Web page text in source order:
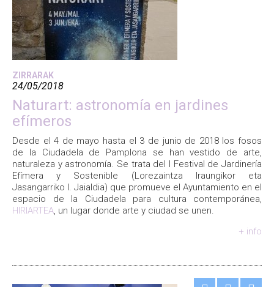
ZIRRARAK
24/05/2018
Naturart: astronomía en jardines
efímeros
Desde el 4 de mayo hasta el 3 de junio de 2018 los fosos
de la Ciudadela de Pamplona se han vestido de arte,
naturaleza y astronomía. Se trata del I Festival de Jardinería
Efímera y Sostenible (Lorezaintza Iraungikor eta
Jasangarriko I. Jaialdia) que promueve el Ayuntamiento en el
espacio de la Ciudadela para cultura contemporánea,
HIRIARTEA, un lugar donde arte y ciudad se unen.
+ info